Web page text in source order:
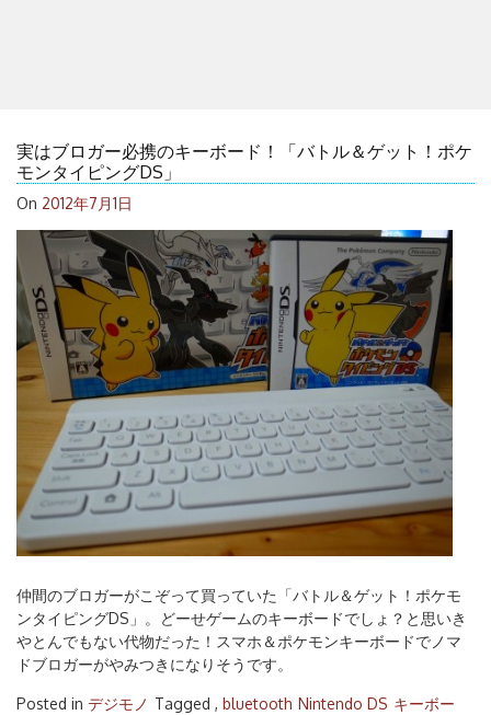
実はブロガー必携のキーボード！「バトル＆ゲット！ポケ
モンタイピングDS」
On 2012年7月1日
仲間のブロガーがこぞって買っていた「バトル＆ゲット！ポケモ
ンタイピングDS」。どーせゲームのキーボードでしょ？と思いき
やとんでもない代物だった！スマホ＆ポケモンキーボードでノマ
ドブロガーがやみつきになりそうです。
Posted in デジモノ Tagged , bluetooth Nintendo DS キーボー